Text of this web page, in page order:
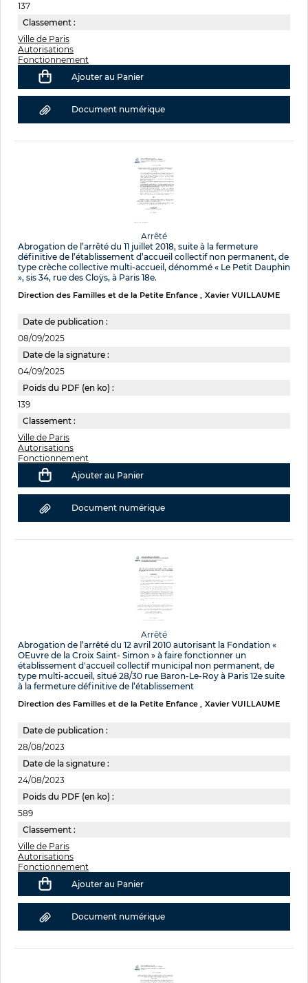
137
Classement :
Ville de Paris
Autorisations
Fonctionnement
Ajouter au Panier
Document numérique
Arrêté
Abrogation de l’arrêté du 11 juillet 2018, suite à la fermeture
définitive de l’établissement d’accueil collectif non permanent, de
type crèche collective multi-accueil, dénommé « Le Petit Dauphin
», sis 34, rue des Cloÿs, à Paris 18e.
Direction des Familles et de la Petite Enfance Xavier VUILLAUME
Date de publication :
08/09/2025
Date de la signature :
04/09/2025
Poids du PDF (en ko) :
139
Classement :
Ville de Paris
Autorisations
Fonctionnement
Ajouter au Panier
Document numérique
Arrêté
Abrogation de l’arrêté du 12 avril 2010 autorisant la Fondation «
OEuvre de la Croix Saint- Simon » à faire fonctionner un
établissement d'accueil collectif municipal non permanent, de
type multi-accueil, situé 28/30 rue Baron-Le-Roy à Paris 12e suite
à la fermeture définitive de l’établissement
Direction des Familles et de la Petite Enfance Xavier VUILLAUME
Date de publication :
28/08/2023
Date de la signature :
24/08/2023
Poids du PDF (en ko) :
589
Classement :
Ville de Paris
Autorisations
Fonctionnement
Ajouter au Panier
Document numérique